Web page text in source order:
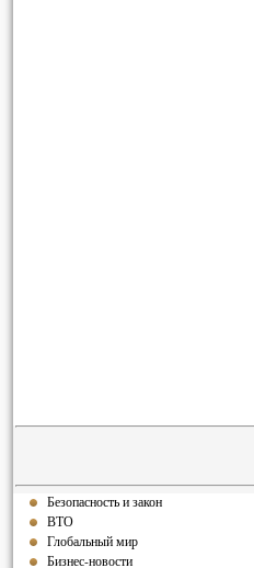
Безопасность и закон
ВТО
Глобальный мир
Бизнес-новости